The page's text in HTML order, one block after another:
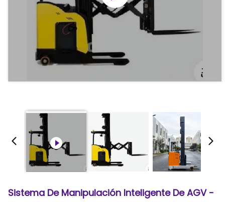
Sistema De Manipulación Inteligente De AGV -